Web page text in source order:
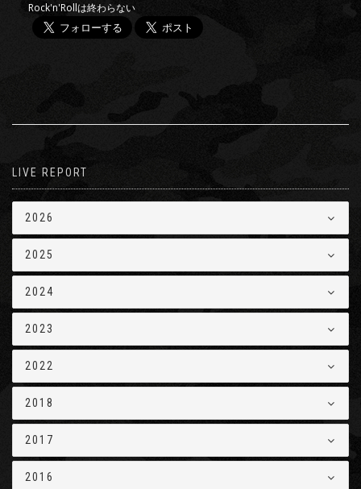
Rock'n'Rollは終わらない
LIVE REPORT
2026
2025
2024
2023
2022
2018
2017
2016